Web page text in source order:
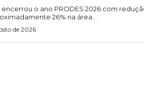
encerrou o ano PRODES 2026 com
26% na área...
de 2026